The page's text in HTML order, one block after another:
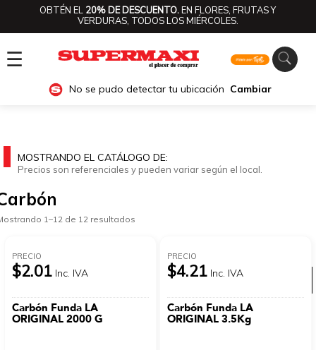
OBTÉN EL 20% DE DESCUENTO.EN FLORES, FRUTAS Y
VERDURAS, TODOS LOS MIÉRCOLES.
☰
No se pudo detectar tu ubicación Cambiar
Ver categorías
MOSTRANDO EL CATÁLOGO DE:
Precios son referenciales y pueden variar según el local.
1–12 de 12 resultados
PRECIO
$2.01 Inc. IVA
Carbón Funda LA
ORIGINAL 2000 G
PRECIO
$4.21 Inc. IVA
Carbón Funda LA
ORIGINAL 3.5Kg